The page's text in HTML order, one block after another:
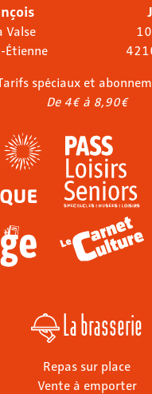
Valse
spéciaux et
De 4€ à 8,90€
La brasserie
Repas sur place
Vente à emporter